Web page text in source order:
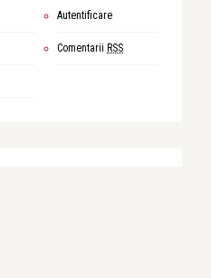
Autentificare
Comentarii RSS